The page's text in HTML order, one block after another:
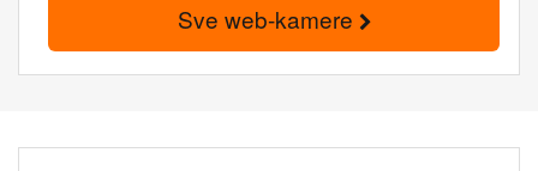
Sve web-kamere